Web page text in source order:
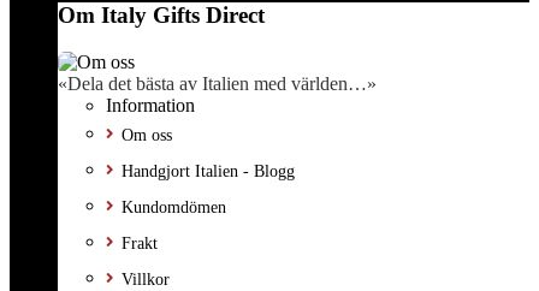
Om Italy Gifts Direct
«Dela det bästa av Italien med världen…»
Information
Om oss
Handgjort Italien - Blogg
Kundomdömen
Frakt
Villkor